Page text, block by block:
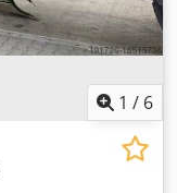
1 / 6